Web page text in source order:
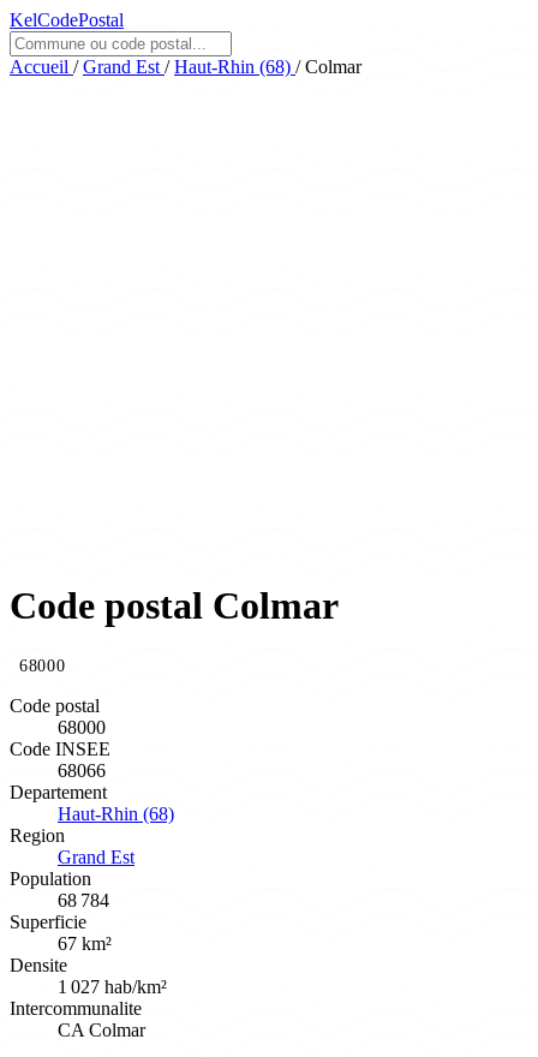
KelCodePostal
Accueil / Grand Est / Haut-Rhin (68) / Colmar
Code postal Colmar
68000
Code postal
68000
Code INSEE
68066
Departement
Haut-Rhin (68)
Region
Grand Est
Population
68 784
Superficie
67 km²
Densite
1 027 hab/km²
Intercommunalite
CA Colmar